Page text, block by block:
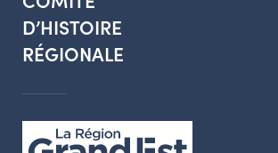
D’HISTOIRE
RÉGIONALE